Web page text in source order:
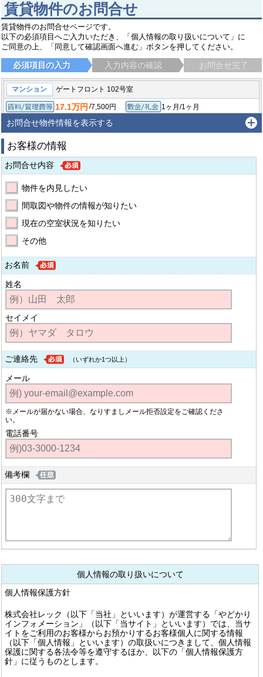
賃貸物件のお問合せ
賃貸物件のお問合せページです。
以下の必須項目へご入力いただき、「個人情報の取り扱いについて」に
ご同意の上、「同意して確認画面へ進む」ボタンを押してください。
必須項目の入力 入力内容の確認 お問合せ完了
マンション ゲートフロント 102号室
賃料/管理費等
17.1万円 /7,500円 敷金/礼金
1ヶ月/1ヶ月
保証金/敷引/償却金
-/1ヶ月/-
築年月
2026年4月
川崎市多摩区宿河原
お問合せ物件情報を表示する
お客様の情報
お問合せ内容
物件を内見したい
間取図や物件の情報が知りたい
現在の空室状況を知りたい
その他
お名前
姓名
セイメイ
ご連絡先 （いずれか1つ以上）
メール
※メールが届かない場合、なりすましメール拒否設定をご確認くださ
い。
電話番号
備考欄
個人情報の取り扱いについて
個人情報保護方針
株式会社レック（以下「当社」といいます）が運営する「やどかり
インフォメーション」（以下「当サイト」といいます）では、当サ
イトをご利用のお客様からお預かりするお客様個人に関する情報
（以下「個人情報」といいます）の取扱いにつきまして、個人情報
保護に関する各法令等を遵守するほか、以下の「個人情報保護方
針」に従うものとします。